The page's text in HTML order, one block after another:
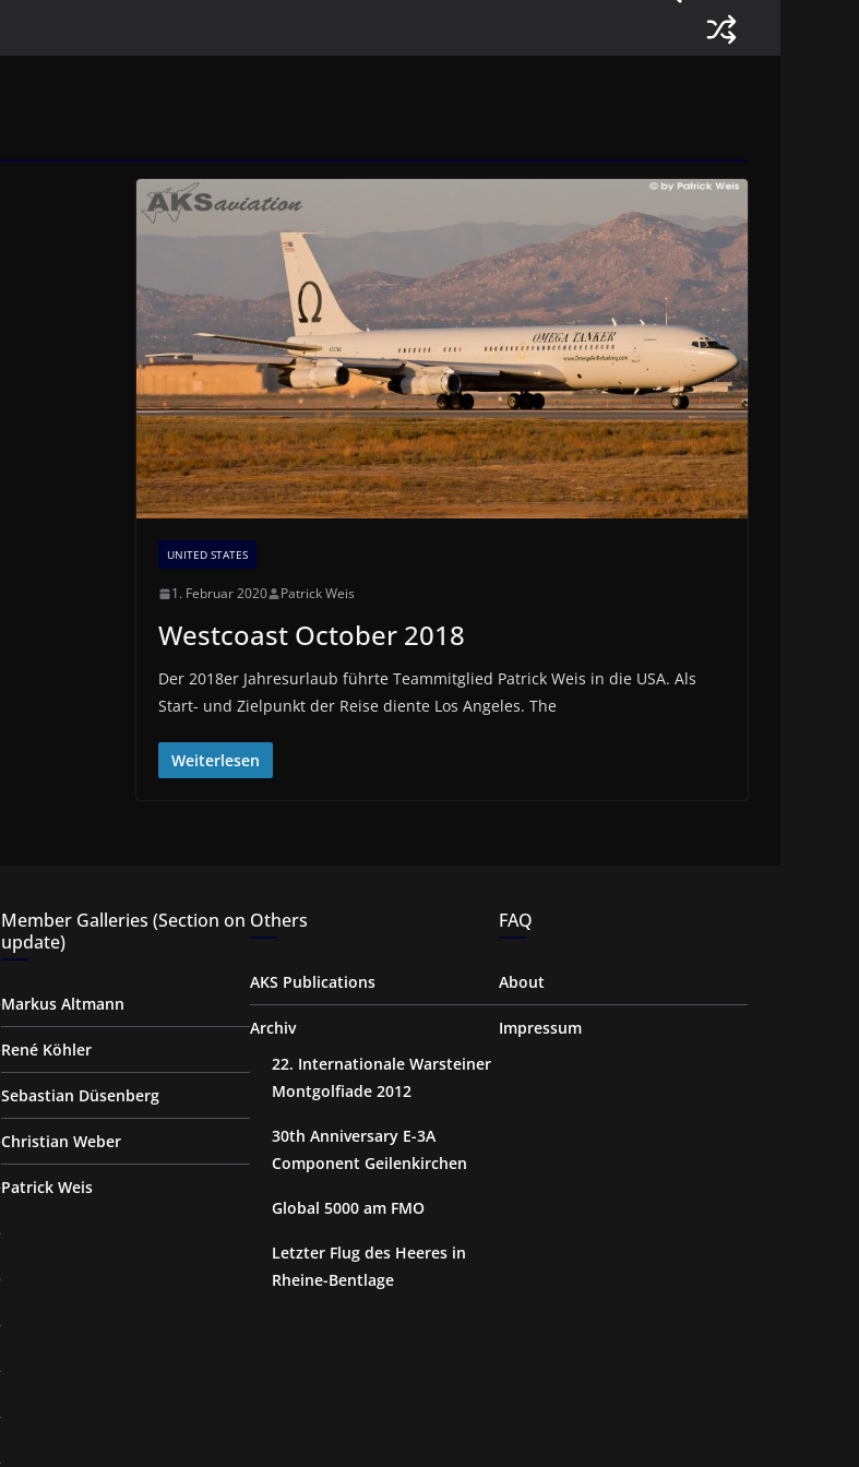
UNITED STATES
1. Februar 2020 Patrick Weis
Westcoast October 2018
Der 2018er Jahresurlaub führte Teammitglied Patrick Weis in die USA. Als
Start- und Zielpunkt der Reise diente Los Angeles. The
Weiterlesen
Member Galleries (Section on
update)
Markus Altmann
René Köhler
Sebastian Düsenberg
Christian Weber
Patrick Weis
Others
AKS Publications
Archiv
22. Internationale Warsteiner
Montgolfiade 2012
30th Anniversary E-3A
Component Geilenkirchen
Global 5000 am FMO
Letzter Flug des Heeres in
Rheine-Bentlage
FAQ
About
Impressum